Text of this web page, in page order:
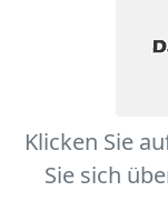
Klicken Sie
Sie sich